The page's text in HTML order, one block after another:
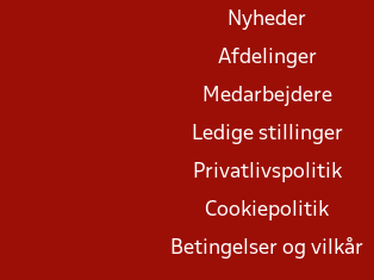
Nyheder
Afdelinger
Medarbejdere
Ledige stillinger
Privatlivspolitik
Cookiepolitik
Betingelser og vilkår